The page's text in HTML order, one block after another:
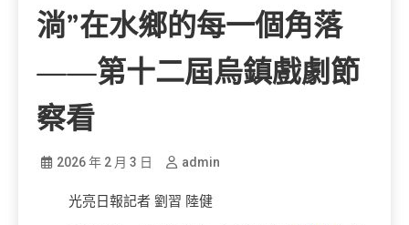
淌”在水鄉的每一個角落
——第十二屆烏鎮戲劇節
察看
2026 年 2 月 3 日 admin
光亮日報記者 劉習 陸健